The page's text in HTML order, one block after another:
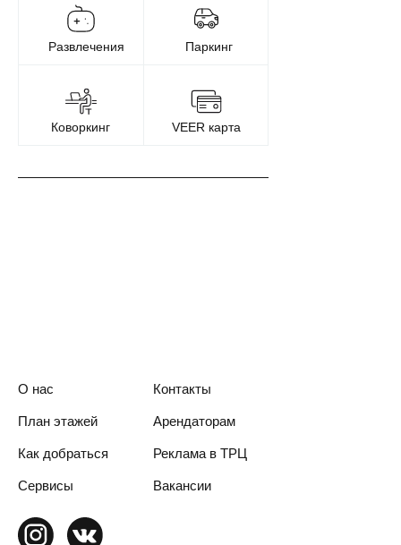
Паркинг
Развлечения
О нас
План этажей
Как добраться
Арендаторам
Контакты
Реклама в ТРЦ
VEER карта
Коворкинг
Сервисы Вакансии